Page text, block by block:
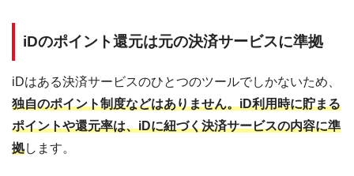
iDのポイント還元は元の決済サービスに準拠
iDはある決済サービスのひとつのツールでしかないため、
独自のポイント制度などはありません。iD利用時に貯まる
ポイントや還元率は、iDに紐づく決済サービスの内容に準
拠します。